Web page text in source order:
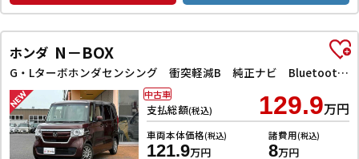
ホンダ N－BOX
G・Lターボホンダセンシング 衝突軽減B 純正ナビ Bluetooth対応 Bカメラ ビルドインETC 両側自動ドア LEDヘッドライト アダプティブクルーズコントロール スマートキー プッシュスタート 前席シートヒーター
支払総額(税込) 129.9万円
車両本体価格(税込)
121.9万円
諸費用(税込)
8万円
中古車